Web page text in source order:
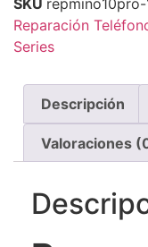
SKU repmino10pro-
Reparación
Series
Descripción
Valoraciones